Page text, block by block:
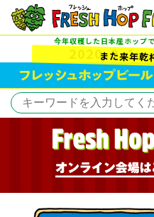
今年収穫した日本産ホップ
2020年9月1日（
また来年乾